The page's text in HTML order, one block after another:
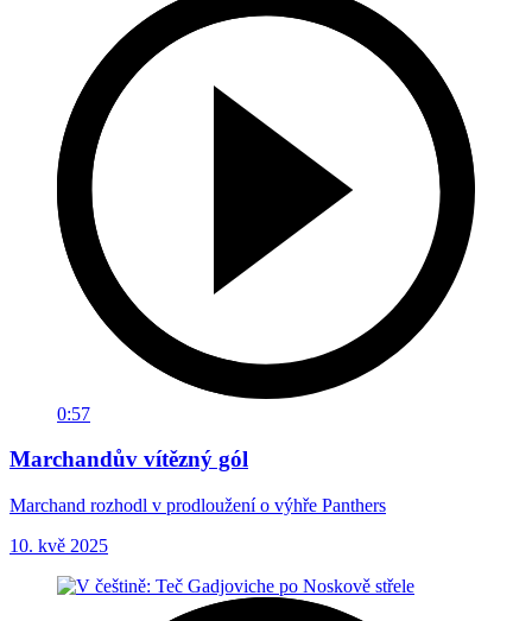
0:57
Marchandův vítězný gól
Marchand rozhodl v prodloužení o výhře Panthers
10. kvě 2025